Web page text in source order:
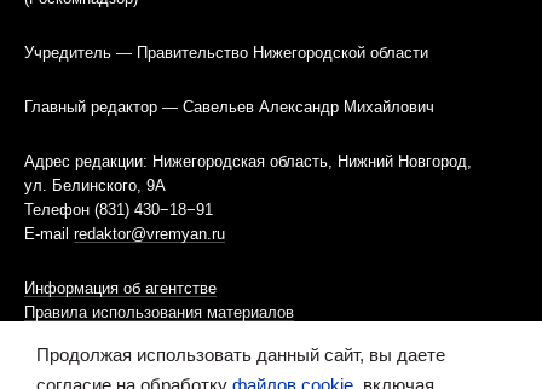
Учредитель — Правительство Нижегородской области
Главный редактор — Савельев Александр Михайлович
Адрес редакции: Нижегородская область, Нижний Новгород,
ул. Белинского, 9А
Телефон (831) 430−18−91
E-mail redaktor@vremyan.ru
Информация об агентстве
Правила использования материалов
Информационная политика использования «cookies»-файлов
Продолжая использовать данный сайт, вы даете
согласие на обработку файлов cookie , включая